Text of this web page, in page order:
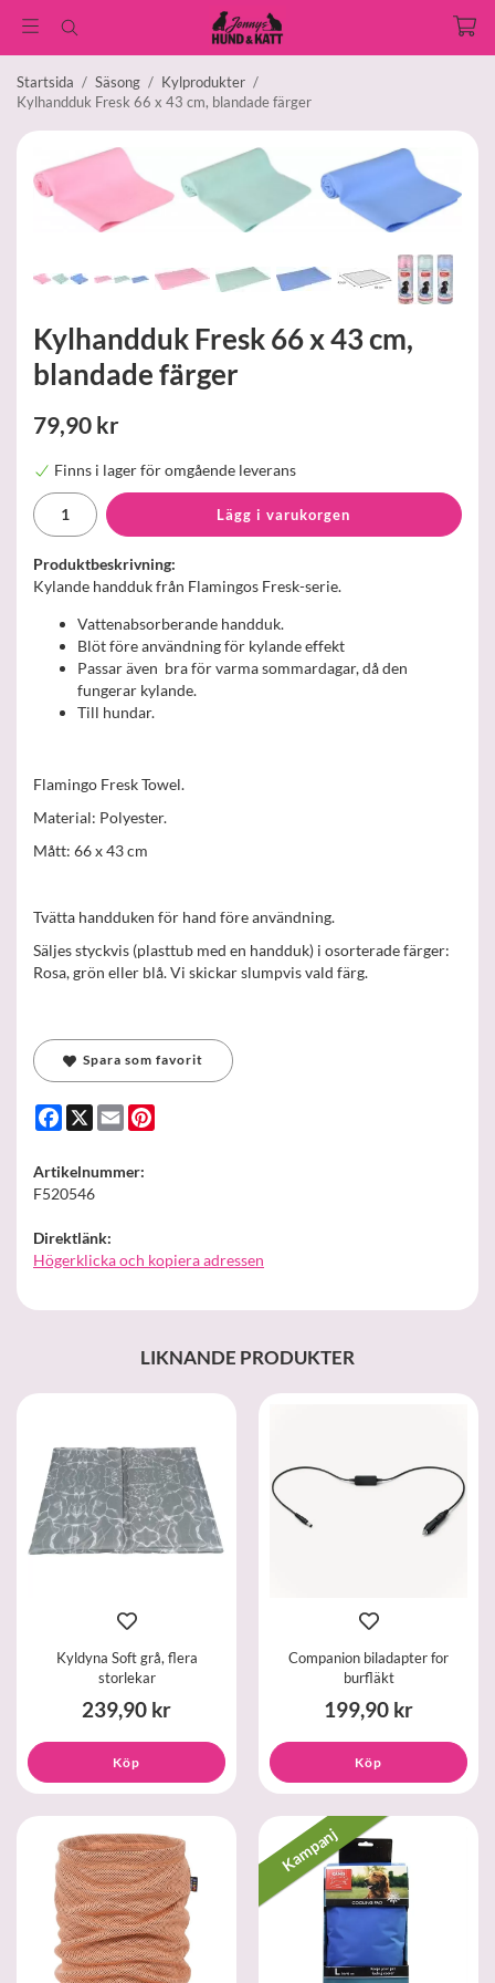
Startsida / Säsong / Kylprodukter /
Kylhandduk Fresk 66 x 43 cm, blandade färger
Kylhandduk Fresk 66 x 43 cm,
blandade färger
79,90 kr
Finns i lager för omgående leverans
Lägg i varukorgen
Produktbeskrivning:
Kylande handduk från Flamingos Fresk-serie.
Vattenabsorberande handduk.
Blöt före användning för kylande effekt
Passar även bra för varma sommardagar, då den
fungerar kylande.
Till hundar.
Flamingo Fresk Towel.
Material: Polyester.
Mått: 66 x 43 cm
Tvätta handduken för hand före användning.
Säljes styckvis (plasttub med en handduk) i osorterade färger:
Rosa, grön eller blå. Vi skickar slumpvis vald färg.
Spara som favorit
Facebook
X Email
Artikelnummer:
F520546
Direktlänk:
Högerklicka och kopiera adressen
LIKNANDE PRODUKTER
Kyldyna Soft grå, flera
storlekar
239,90 kr
Köp
Companion biladapter for
burfläkt
199,90 kr
Köp
Kampanj